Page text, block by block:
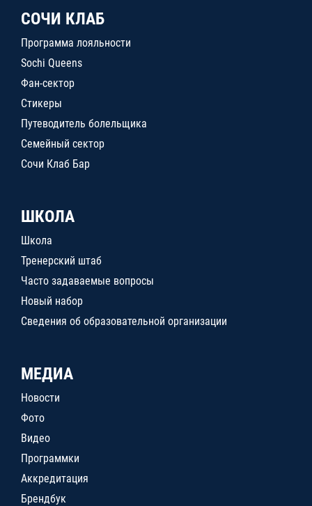
СОЧИ КЛАБ
Программа лояльности
Sochi Queens
Фан-сектор
Стикеры
Путеводитель болельщика
Семейный сектор
Сочи Клаб Бар
ШКОЛА
Школа
Тренерский штаб
Часто задаваемые вопросы
Новый набор
Сведения об образовательной организации
МЕДИА
Новости
Фото
Видео
Программки
Аккредитация
Брендбук